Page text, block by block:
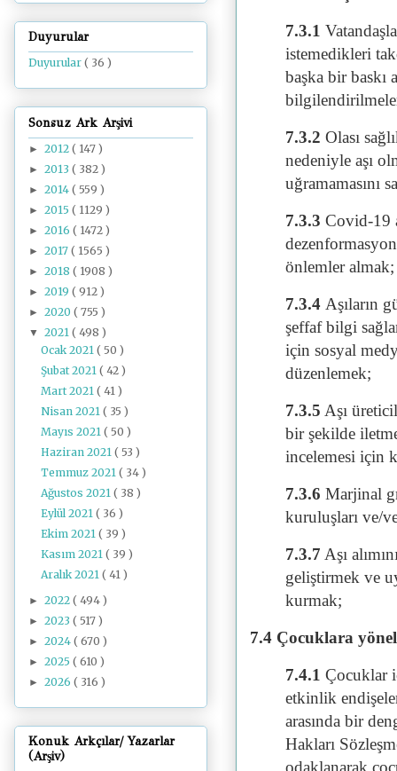
7.3.1
istemedikleri
başka bir baskı
7.3.2 Olası
nedeniyle aşı
uğramamasını
7.3.3 Covid-19
önlemler almak;
7.3.4 Aşıların
şeffaf bilgi
için sosyal
düzenlemek;
7.3.5 Aşı
bir şekilde
incelemesi için
7.3.6 Marjinal
kuruluşları ve/
7.3.7 Aşı
geliştirmek ve
kurmak;
7.4 Çocuklara
7.4.1 Çocuklar
etkinlik
arasında bir
Hakları
odaklanarak
Duyurular
Duyurular ( 36 )
Sonsuz Ark Arşivi
► 2012 ( 147 )
► 2013 ( 382 )
► 2014 ( 559 )
► 2015 ( 1129 )
► 2016 ( 1472 )
► 2017 ( 1565 )
► 2018 ( 1908 )
► 2019 ( 912 )
► 2020 ( 755 )
▼ 2021 ( 498 )
Ocak 2021( 50 )
Şubat 2021( 42 )
Mart 2021( 41 )
Nisan 2021( 35 )
Mayıs 2021( 50 )
Haziran 2021( 53 )
Temmuz 2021( 34 )
Ağustos 2021( 38 )
Eylül 2021( 36 )
Ekim 2021( 39 )
Kasım 2021( 39 )
Aralık 2021( 41 )
► 2022 ( 494 )
► 2023 ( 517 )
► 2024 ( 670 )
► 2025 ( 610 )
► 2026 ( 316 )
Konuk Arkçılar/ Yazarlar
(Arşiv)